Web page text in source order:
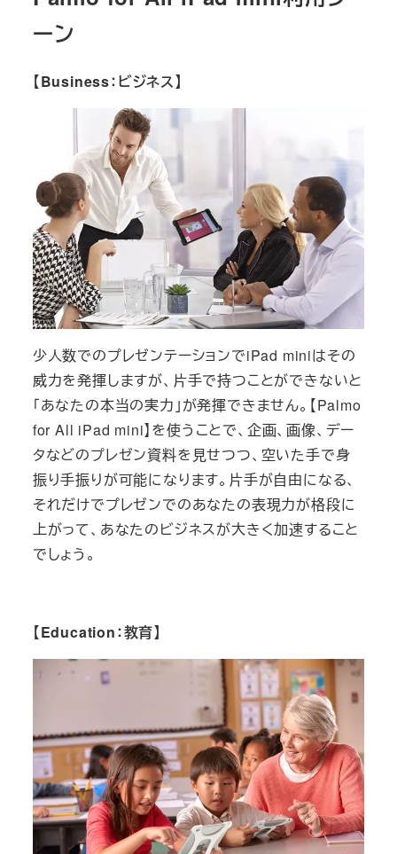
ーン
【Business：ビジネス】
少人数でのプレゼンテーションでiPad miniはその
威力を発揮しますが、片手で持つことができないと
「あなたの本当の実力」が発揮できません。【Palmo
for All iPad mini】を使うことで、企画、画像、デー
タなどのプレゼン資料を見せつつ、空いた手で身
振り手振りが可能になります。片手が自由になる、
それだけでプレゼンでのあなたの表現力が格段に
上がって、あなたのビジネスが大きく加速すること
でしょう。
【Education：教育】